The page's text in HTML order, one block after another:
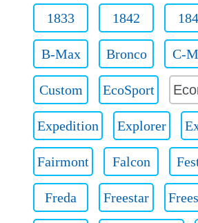
1833
1842
B-Max Bronco C-
Custom EcoSport
Expedition Explorer
Fairmont Falcon
Freda Freestar